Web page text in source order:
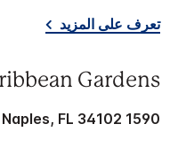
تعرف على المزيد
Gardens
1590 Goodlette-Frank Road, Naples, FL 34102